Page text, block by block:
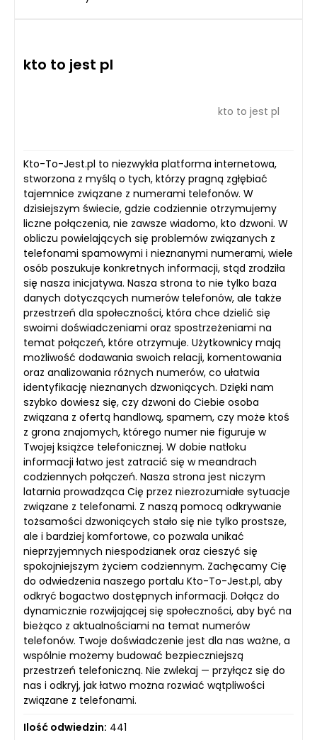
kto to jest pl
kto to jest pl
Kto-To-Jest.pl to niezwykła platforma internetowa,
stworzona z myślą o tych, którzy pragną zgłębiać
tajemnice związane z numerami telefonów. W
dzisiejszym świecie, gdzie codziennie otrzymujemy
liczne połączenia, nie zawsze wiadomo, kto dzwoni. W
obliczu powielających się problemów związanych z
telefonami spamowymi i nieznanymi numerami, wiele
osób poszukuje konkretnych informacji, stąd zrodziła
się nasza inicjatywa. Nasza strona to nie tylko baza
danych dotyczących numerów telefonów, ale także
przestrzeń dla społeczności, która chce dzielić się
swoimi doświadczeniami oraz spostrzeżeniami na
temat połączeń, które otrzymuje. Użytkownicy mają
możliwość dodawania swoich relacji, komentowania
oraz analizowania różnych numerów, co ułatwia
identyfikację nieznanych dzwoniących. Dzięki nam
szybko dowiesz się, czy dzwoni do Ciebie osoba
związana z ofertą handlową, spamem, czy może ktoś
z grona znajomych, którego numer nie figuruje w
Twojej książce telefonicznej. W dobie natłoku
informacji łatwo jest zatracić się w meandrach
codziennych połączeń. Nasza strona jest niczym
latarnia prowadząca Cię przez niezrozumiałe sytuacje
związane z telefonami. Z naszą pomocą odkrywanie
tożsamości dzwoniących stało się nie tylko prostsze,
ale i bardziej komfortowe, co pozwala unikać
nieprzyjemnych niespodzianek oraz cieszyć się
spokojniejszym życiem codziennym. Zachęcamy Cię
do odwiedzenia naszego portalu Kto-To-Jest.pl, aby
odkryć bogactwo dostępnych informacji. Dołącz do
dynamicznie rozwijającej się społeczności, aby być na
bieżąco z aktualnościami na temat numerów
telefonów. Twoje doświadczenie jest dla nas ważne, a
wspólnie możemy budować bezpieczniejszą
przestrzeń telefoniczną. Nie zwlekaj — przyłącz się do
nas i odkryj, jak łatwo można rozwiać wątpliwości
związane z telefonami.
Ilość odwiedzin: 441